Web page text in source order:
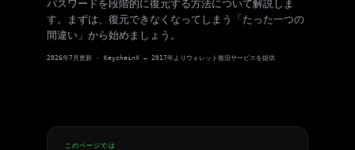
パスワードを段階的に復元する方法について解説しま
す。まずは、復元できなくなってしまう「たった一つの
間違い」から始めましょう。
2026年7月更新 · KeychainX — 2017年よりウォレット復旧サービスを提供
このページでは